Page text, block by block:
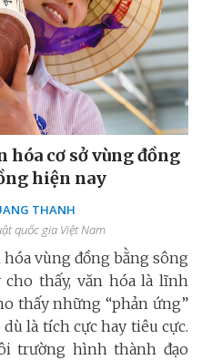
hóa cơ sở vùng đồng
hiện nay
THANH
quốc gia Việt Nam
vùng đồng bằng sông
thấy, văn hóa là lĩnh
thấy những “phản ứng”
là tích cực hay tiêu cực.
trường hình thành đạo